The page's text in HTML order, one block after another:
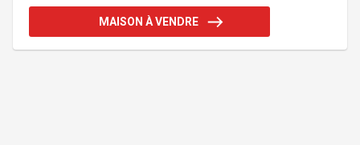
d'informations! Addenda :Inclusions :Installations
permanentes d'électricité, d'éclairage et de
MAISON À VENDRE